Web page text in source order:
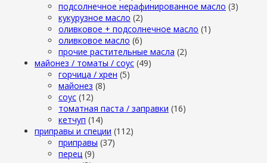
подсолнечное нерафинированное масло (3)
кукурузное масло (2)
оливковое + подсолнечное масло (1)
оливковое масло (6)
прочие растительные масла (2)
майонез / томаты / соус (49)
горчица / хрен (5)
майонез (8)
соус (12)
томатная паста / заправки (16)
кетчуп (14)
приправы и специи (112)
приправы (37)
перец (9)